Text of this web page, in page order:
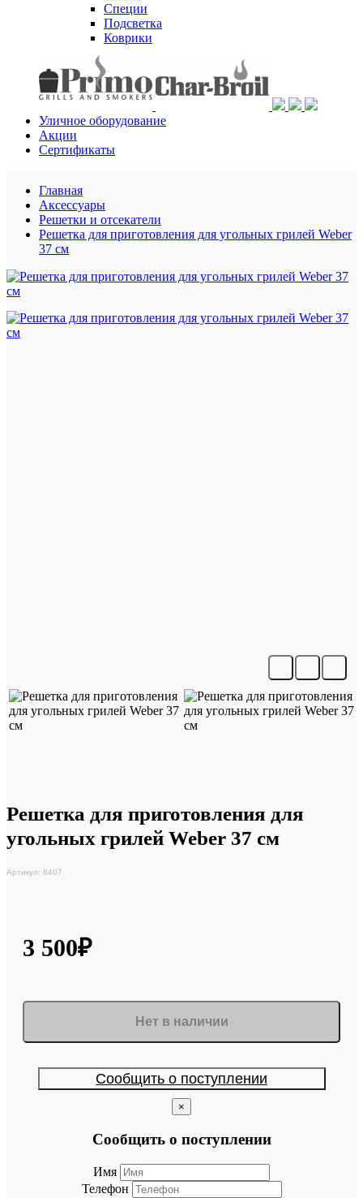
Специи
Подсветка
Коврики
Уличное оборудование
Акции
Сертификаты
Главная
Аксессуары
Решетки и отсекатели
Решетка для приготовления для угольных грилей Weber
37 см
Решетка для приготовления для
угольных грилей Weber 37 см
Артикул: 8407
3 500₽
Нет в наличии
Сообщить о поступлении
×
Сообщить о поступлении
Имя
Телефон